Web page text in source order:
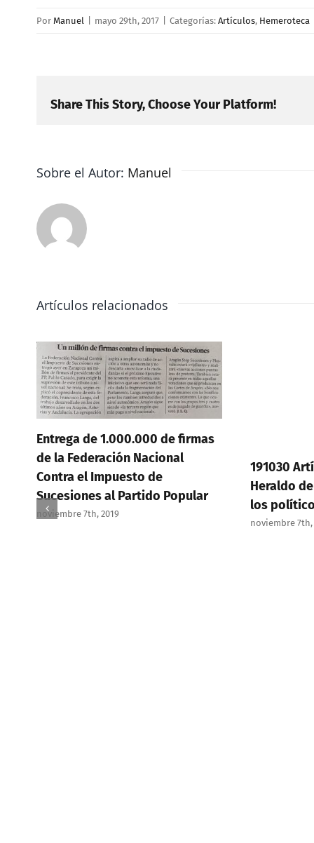
Por Manuel mayo 29th, 2017 Categorías: Artículos, Hemeroteca
Share This Story, Choose Your Platform!
Sobre el Autor: Manuel
Artículos relacionados
Entrega de 1.000.000 de firmas
de la Federación Nacional
Contra el Impuesto de
Sucesiones al Partido Popular
noviembre 7th, 2019
191030
Heraldo
los
noviembre 7th,